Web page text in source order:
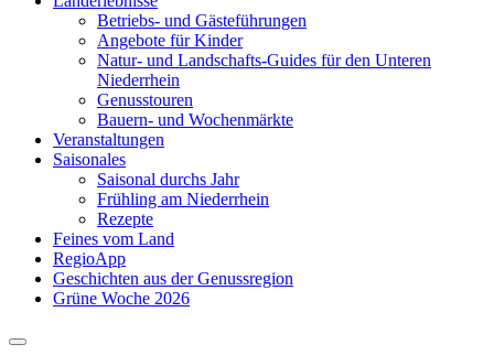
Betriebs- und Gästeführungen
Angebote für Kinder
Natur- und Landschafts-Guides für den Unteren
Niederrhein
Genusstouren
Bauern- und Wochenmärkte
Veranstaltungen
Saisonales
Saisonal durchs Jahr
Frühling am Niederrhein
Rezepte
Feines vom Land
RegioApp
Geschichten aus der Genussregion
Grüne Woche 2026